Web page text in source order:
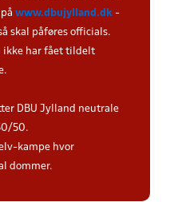
www.dbujylland.dk -
skal påføres officials.
ikke har fået tildelt
DBU Jylland neutrale
50.
kampe hvor
dommer.